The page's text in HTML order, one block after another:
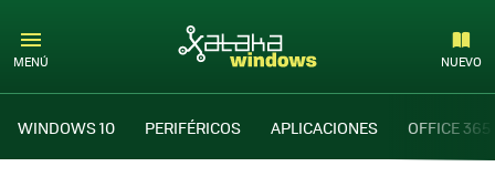
MENÚ NUEVO
WINDOWS 10 PERIFÉRICOS APLICACIONES OFFICE 365